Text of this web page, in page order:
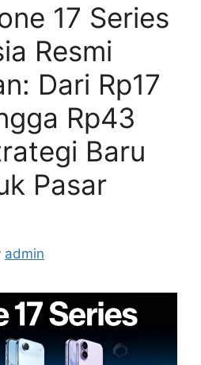
17 Series
Resmi
Dari Rp17
Rp43
Baru
Pasar
admin